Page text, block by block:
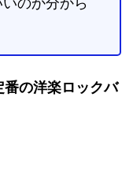
番の洋楽ロックバ